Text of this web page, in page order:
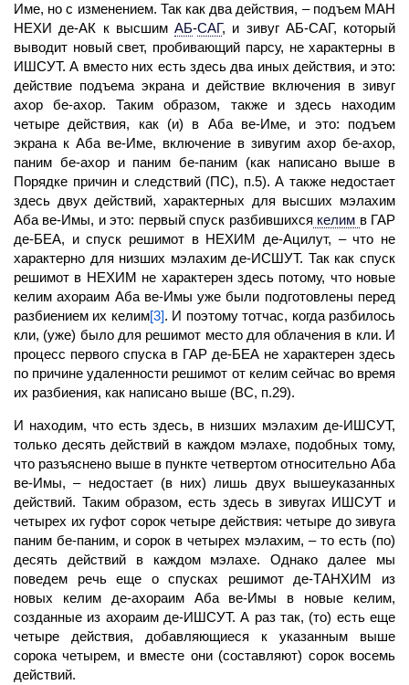
Име, но с изменением. Так как два действия, – подъемМАН
НЕХИ де-АК к высшим АБ-САГ, и зивуг АБ-САГ, который
выводит новыйсвет, пробивающий парсу, не характерны в
ИШСУТ. А вместо них есть здесь два иных действия, и это:
действие подъема экрана и действие включения в зивуг
ахор бе-ахор. Таким образом, также и здесь находим
четыре действия, как (и) в Аба ве-Име, и это: подъем
экрана к Аба ве-Име, включение в зивугим ахор бе-ахор,
паним бе-ахор и паним бе-паним (как написано выше в
Порядке причин и следствий (ПС), п.5). А также недостает
здесь двух действий, характерных для высших мэлахим
Аба ве-Имы, и это: первый спуск разбившихся келим вГАР
де-БЕА, и спуск решимот в НЕХИМ де-Ацилут, – что не
характерно для низших мэлахим де-ИСШУТ. Так как спуск
решимот в НЕХИМ не характерен здесь потому, что новые
келим ахораим Аба ве-Имы уже были подготовлены перед
разбиением их келим[3]. И поэтому тотчас, когда разбилось
кли, (уже) было для решимот место для облачения в кли. И
процесс первого спуска в ГАР де-БЕА не характерен здесь
по причине удаленности решимот от келим сейчас во время
их разбиения, как написано выше (ВС, п.29).
И находим, что есть здесь, в низших мэлахим де-ИШСУТ,
только десять действий в каждом мэлахе, подобных тому,
что разъяснено выше в пункте четвертом относительно Аба
ве-Имы, – недостает (в них) лишь двух вышеуказанных
действий. Таким образом, есть здесь в зивугах ИШСУТ и
четырех их гуфот сорок четыре действия: четыре до зивуга
паним бе-паним, и сорок в четырех мэлахим, – то есть (по)
десять действий в каждом мэлахе. Однако далее мы
поведем речь еще о спусках решимот де-ТАНХИМ из
новых келим де-ахораим Аба ве-Имы в новые келим,
созданные из ахораим де-ИШСУТ. А раз так, (то) есть еще
четыре действия, добавляющиеся к указанным выше
сорока четырем, и вместе они (составляют) сорок восемь
действий.